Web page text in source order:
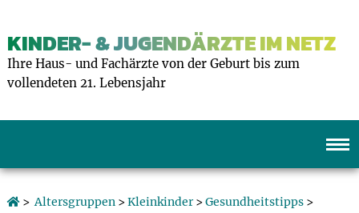
KINDER- & JUGENDÄRZTE IM NETZ
Ihre Haus- und Fachärzte von der Geburt bis zum
vollendeten 21. Lebensjahr
>Altersgruppen>Kleinkinder>Gesundheitstipps>